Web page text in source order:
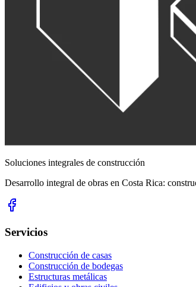
Soluciones integrales de construcción
Desarrollo integral de obras en Costa Rica:
Servicios
Construcción de casas
Construcción de bodegas
Estructuras metálicas